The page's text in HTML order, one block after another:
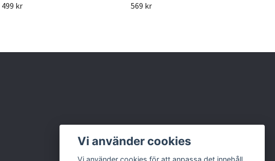
499 kr
569 kr
Vi använder cookies